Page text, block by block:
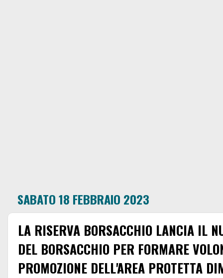
SABATO 18 FEBBRAIO 2023
LA RISERVA BORSACCHIO LANCIA IL
DEL BORSACCHIO PER FORMARE
PROMOZIONE DELL'AREA PROTETTA